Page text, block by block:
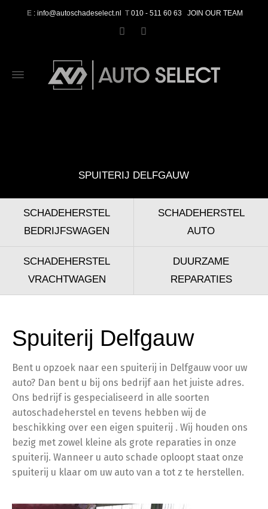
E : info@autoschadeselect.nl T 010 - 511 60 63 JOIN OUR TEAM
SPUITERIJ DELFGAUW
SCHADEHERSTEL
BEDRIJFSWAGEN
SCHADEHERSTEL
AUTO
SCHADEHERSTEL
VRACHTWAGEN
DUURZAME
REPARATIES
Spuiterij Delfgauw
Bent u opzoek naar een spuiterij in Delfgauw voor uw
auto? Dan bent u bij ons bedrijf aan het juiste adres.
Ons bedrijf is gespecialiseerd in alle soorten
autoschadeherstel en tevens hebben wij de
beschikking over een eigen spuiterij . Wij houden ons
bezig met zowel kleine als grote reparaties in onze
spuiterij. Wanneer u auto schade oploopt staat onze
spuiterij u klaar om uw auto van a tot z te herstellen.